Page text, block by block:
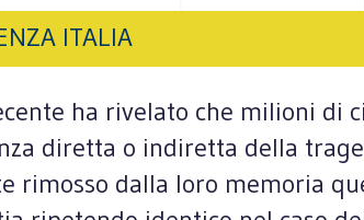
ITALIA
ha rivelato che milioni di
diretta o indiretta della
rimosso dalla loro memoria